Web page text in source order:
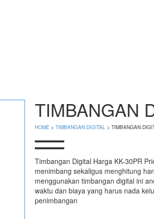
TIMBANGAN
HOME > TIMBANGAN DIGITAL> TIMBANGAN
Timbangan Digital Harga KK-30PR
menimbang sekaligus menghitung
menggunakan timbangan digital ini
waktu dan biaya yang harus nada
penimbangan